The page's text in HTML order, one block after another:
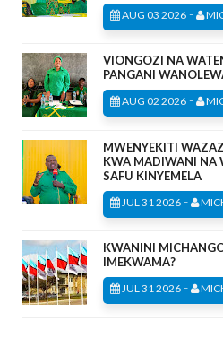
AUG 03 2026 -
VIONGOZI NA
PANGANI
AUG 02 2026 -
MWENYEKITI
KWA MADIWANI NA
SAFU KINYEMELA
JUL 31 2026 -
KWANINI
IMEKWAMA?
JUL 31 2026 -